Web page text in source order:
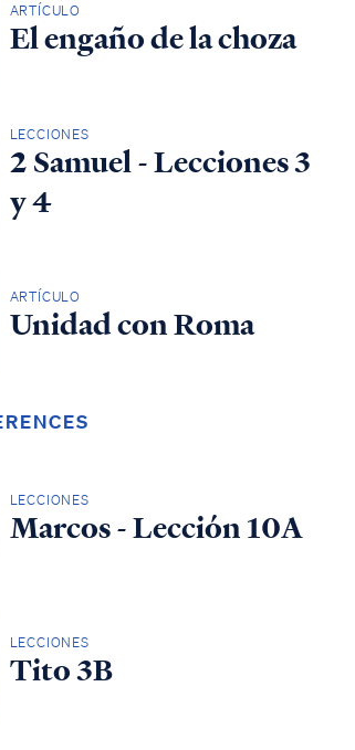
ARTÍCULO
El engaño de la choza
LECCIONES
2 Samuel - Lecciones 3
y 4
ARTÍCULO
Unidad con Roma
LECCIONES
Marcos - Lección 10A
LECCIONES
Tito 3B